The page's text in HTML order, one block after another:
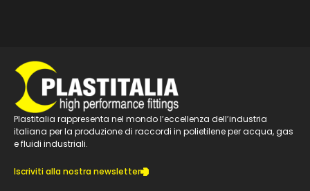
Plastitalia rappresenta nel mondo l’eccellenza dell’industria
italiana per la produzione di raccordi in polietilene per acqua, gas
e fluidi industriali.
Iscriviti alla nostra newsletter